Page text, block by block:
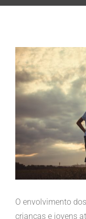
View
Larger
Image
O envolvimento
crianças e jovens